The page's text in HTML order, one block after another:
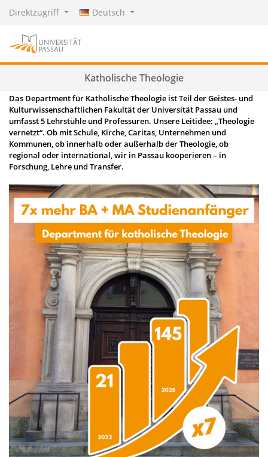
Direktzugriff Deutsch
Katholische Theologie
Das Department für Katholische Theologie ist Teil der Geistes- und
Kulturwissenschaftlichen Fakultät der Universität Passau und
umfasst 5 Lehrstühle und Professuren. Unsere Leitidee: „Theologie
vernetzt“. Ob mit Schule, Kirche, Caritas, Unternehmen und
Kommunen, ob innerhalb oder außerhalb der Theologie, ob
regional oder international, wir in Passau kooperieren – in
Forschung, Lehre und Transfer.